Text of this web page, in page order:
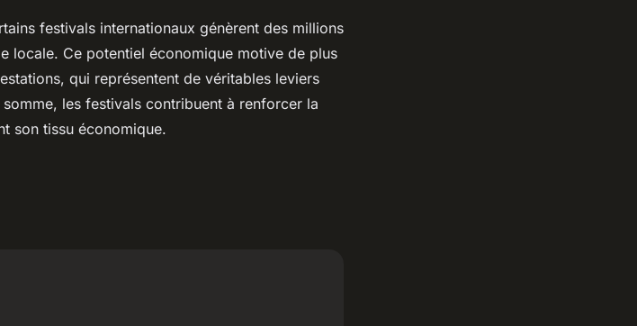
festivals internationaux génèrent des millions
locale. Ce potentiel économique motive de plus
qui représentent de véritables leviers
les festivals contribuent à renforcer la
son tissu économique.